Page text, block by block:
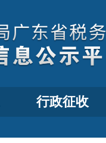
行政征收